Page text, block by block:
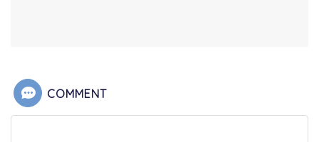
COMMENT